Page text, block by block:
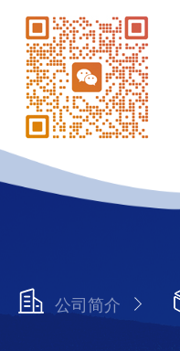
公司简介